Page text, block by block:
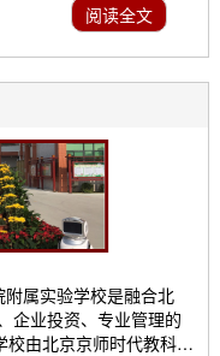
的心灵，使学生们突然
更适宜梦想起...
阅读全文
属实验学校是融合北
企业投资、专业管理的
由北京京师时代教科院